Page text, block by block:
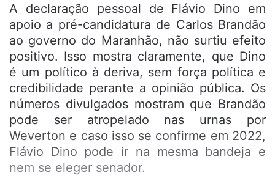
A declaração pessoal de Flávio Dino em
apoio a pré-candidatura de Carlos Brandão
ao governo do Maranhão, não surtiu efeito
positivo. Isso mostra claramente, que Dino
é um político à deriva, sem força política e
credibilidade perante a opinião pública. Os
números divulgados mostram que Brandão
pode ser atropelado nas urnas por
Weverton e caso isso se confirme em 2022,
Flávio Dino pode ir na mesma bandeja e
nem se eleger senador.